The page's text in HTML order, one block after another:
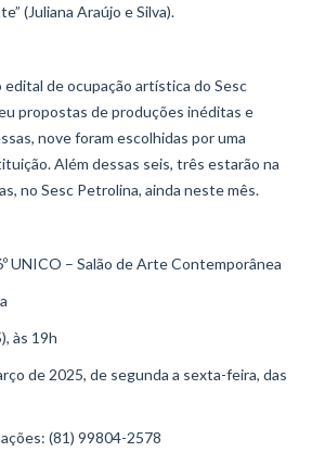
(Juliana Araújo e Silva).
de ocupação artística do Sesc
propostas de produções inéditas e
nove foram escolhidas por uma
Além dessas seis, três estarão na
no Sesc Petrolina, ainda neste mês.
UNICO – Salão de Arte Contemporânea
às 19h
de 2025, de segunda a sexta-feira, das
(81) 99804-2578